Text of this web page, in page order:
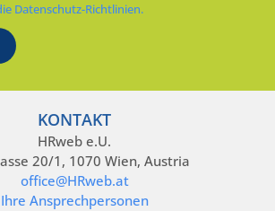
Datenschutz-Richtlinien.
KONTAKT
HRweb e.U.
20/1, 1070 Wien, Austria
office@HRweb.at
Ihre Ansprechpersonen